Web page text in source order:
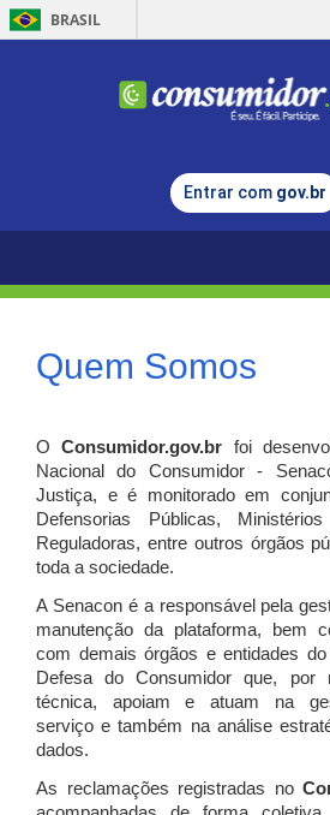
BRASIL
Entrar com gov.br
Quem Somos
OConsumidor.gov.br
foi
Nacional do Consumidor -
Justiça, e é monitorado em
Defensorias Públicas,
Reguladoras, entre outros órgãos
toda a sociedade.
A Senacon é a responsável pela
manutenção da plataforma, bem
com demais órgãos e entidades
Defesa do Consumidor que, por
técnica, apoiam e atuam na
serviço e também na análise
dados.
As reclamações registradas no